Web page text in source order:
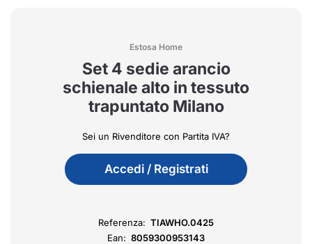
Estosa Home
Set 4 sedie arancio
schienale alto in tessuto
trapuntato Milano
Sei un Rivenditore con Partita IVA?
Accedi / Registrati
Referenza: TIAWHO.0425
Ean: 8059300953143